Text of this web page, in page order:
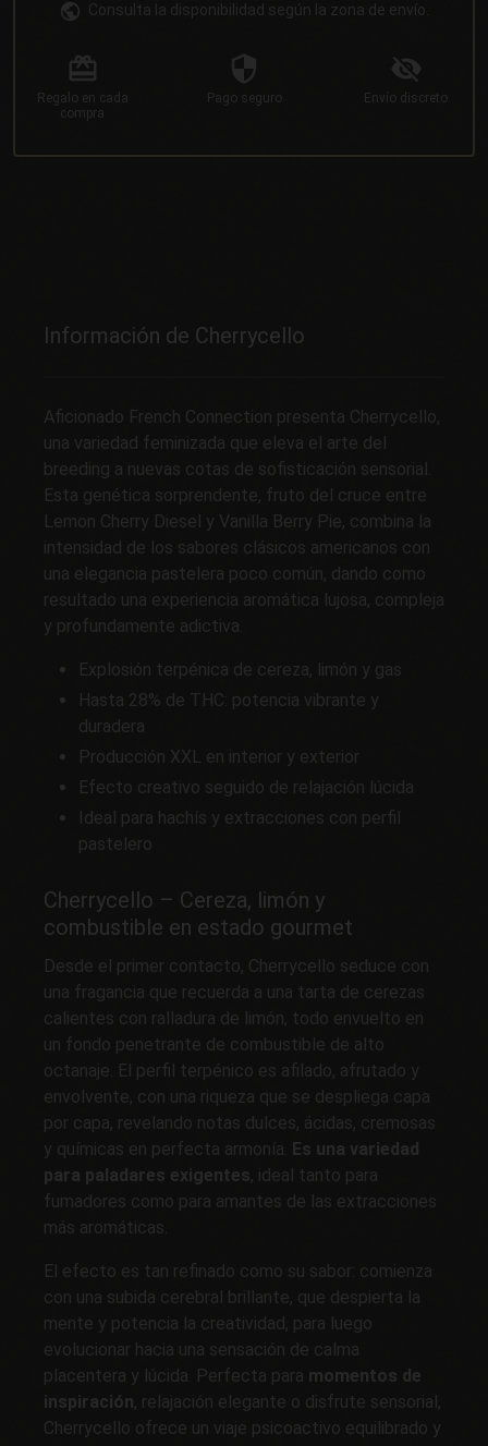
Consulta la disponibilidad según la zona de envío.
Regalo en cada
compra
Pago seguro Envío discreto
Información de Cherrycello
Aficionado French Connection presenta Cherrycello,
una variedad feminizada que eleva el arte del
breeding a nuevas cotas de sofisticación sensorial.
Esta genética sorprendente, fruto del cruce entre
Lemon Cherry Diesel y Vanilla Berry Pie, combina la
intensidad de los sabores clásicos americanos con
una elegancia pastelera poco común, dando como
resultado una experiencia aromática lujosa, compleja
y profundamente adictiva.
Explosión terpénica de cereza, limón y gas
Hasta 28% de THC: potencia vibrante y
duradera
Producción XXL en interior y exterior
Efecto creativo seguido de relajación lúcida
Ideal para hachís y extracciones con perfil
pastelero
Cherrycello – Cereza, limón y
combustible en estado gourmet
Desde el primer contacto, Cherrycello seduce con
una fragancia que recuerda a una tarta de cerezas
calientes con ralladura de limón, todo envuelto en
un fondo penetrante de combustible de alto
octanaje. El perfil terpénico es afilado, afrutado y
envolvente, con una riqueza que se despliega capa
por capa, revelando notas dulces, ácidas, cremosas
y químicas en perfecta armonía. Es una variedad
para paladares exigentes, ideal tanto para
fumadores como para amantes de las extracciones
más aromáticas.
El efecto es tan refinado como su sabor: comienza
con una subida cerebral brillante, que despierta la
mente y potencia la creatividad, para luego
evolucionar hacia una sensación de calma
placentera y lúcida. Perfecta para momentos de
inspiración, relajación elegante o disfrute sensorial,
Cherrycello ofrece un viaje psicoactivo equilibrado y